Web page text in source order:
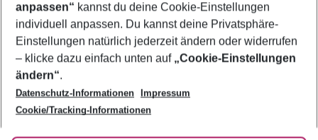
Footer
Footer navigation
Über uns
AGB
Bestpreisgarantie
Cookie-Einstellungen ändern
Cookie-Richtlinie
Agenturbetreuung
Barrierefreies Reisen
Folge uns
anpassen“ kannst du deine Cookie-Einstellungen
individuell anpassen. Du kannst deine Privatsphäre-
Einstellungen natürlich jederzeit ändern oder widerrufen
– klicke dazu einfach unten auf „Cookie-Einstellungen
ändern“.
Datenschutz-Informationen
Impressum
Cookie/Tracking-Informationen